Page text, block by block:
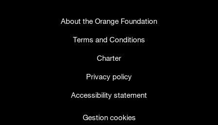
About the Orange Foundation
Terms and Conditions
Charter
Privacy policy
Accessibility statement
Gestion cookies